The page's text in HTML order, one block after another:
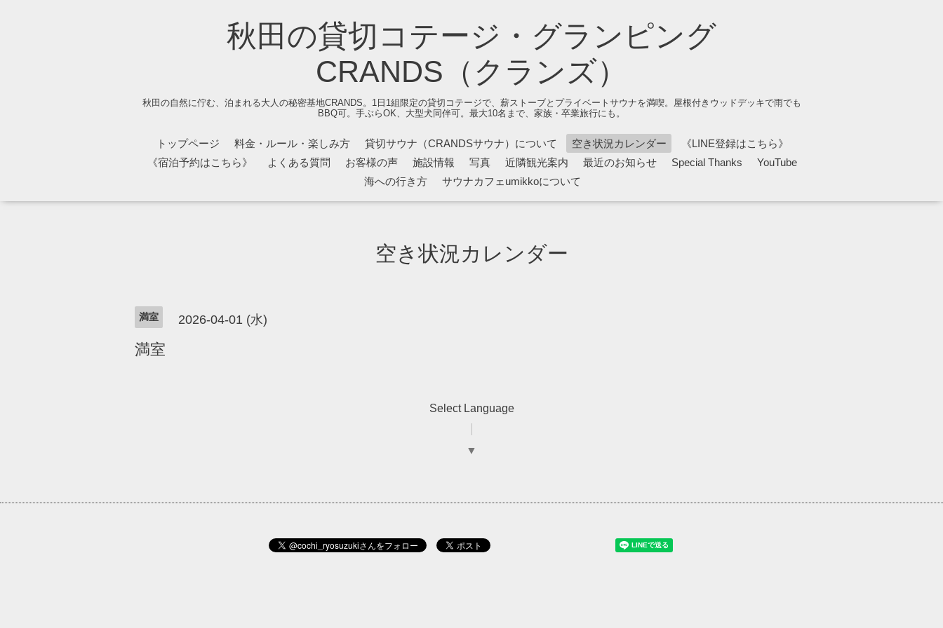
秋田の貸切コテージ・グランピング
CRANDS（クランズ）
秋田の自然に佇む、泊まれる大人の秘密基地CRANDS。1日1組限定の貸切コテージで、薪ストーブとプライベートサウナを満喫。屋根付きウッドデッキで雨でも
BBQ可。手ぶらOK、大型犬同伴可。最大10名まで、家族・卒業旅行にも。
トップページ 料金・ルール・楽しみ方 貸切サウナ（CRANDSサウナ）について 空き状況カレンダー
《LINE登録はこちら》
《宿泊予約はこちら》
よくある質問 お客様の声 施設情報 写真 近隣観光案内 最近のお知らせ Special Thanks
YouTube
海への行き方
サウナカフェumikkoについて
空き状況カレンダー
満室 2026-04-01 (水)
満室
Select Language
▼